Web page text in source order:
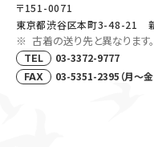
〒151-0071
東京都渋谷区本町3-48-21
古着の送り先と異なります
TEL 03-3372-9777
FAX 03-5351-2395（月～